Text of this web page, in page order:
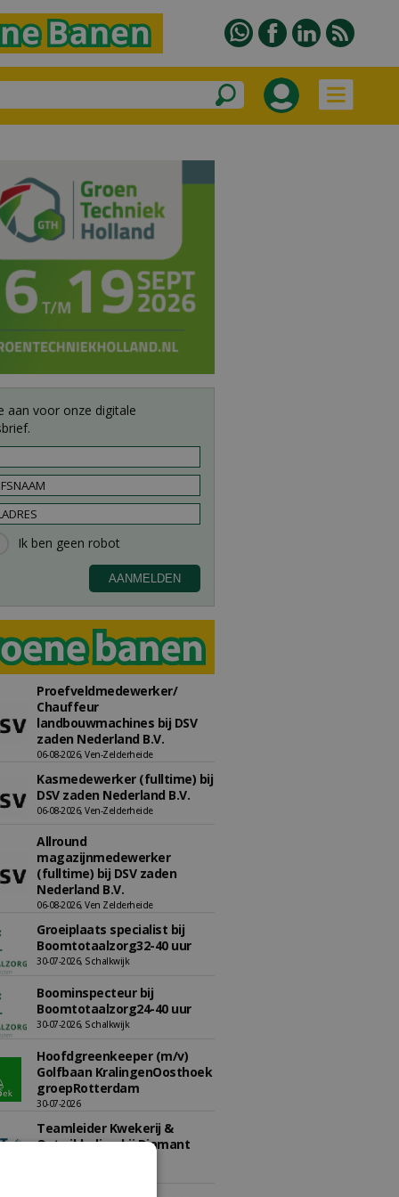
aan voor onze digitale
Proefveldmedewerker/
Chauffeur
landbouwmachines bij DSV
zaden Nederland B.V.
06-08-2026, Ven-Zelderheide
Kasmedewerker (fulltime) bij
DSV zaden Nederland B.V.
06-08-2026, Ven-Zelderheide
Allround
magazijnmedewerker
(fulltime) bij DSV zaden
Nederland B.V.
06-08-2026, Ven Zelderheide
Groeiplaats specialist bij
Boomtotaalzorg32-40 uur
30-07-2026, Schalkwijk
Boominspecteur bij
Boomtotaalzorg24-40 uur
30-07-2026, Schalkwijk
Hoofdgreenkeeper (m/v)
Golfbaan KralingenOosthoek
groepRotterdam
30-07-2026
Teamleider Kwekerij &
Ontwikkeling bij Diamant